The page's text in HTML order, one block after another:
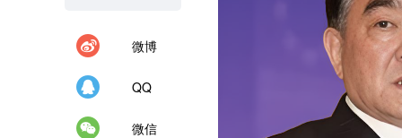
微博
QQ
微信